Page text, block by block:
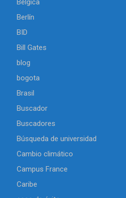
Bélgica
Berlín
BID
Bill Gates
blog
bogota
Brasil
Buscador
Buscadores
Búsqueda de universidad
Cambio climático
Campus France
Caribe